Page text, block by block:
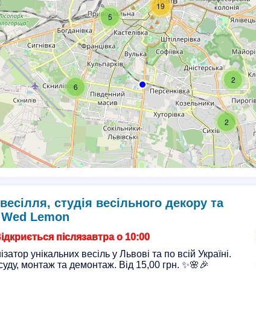
2
5
2
19
6
студія весільного декору та
Lemon
післязавтра о 10:00
унікальних весіль у Львові та по всій Україні.
монтаж та демонтаж. Від 15,00 грн. ✨🌸🎉